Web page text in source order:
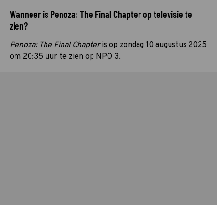
Wanneer is Penoza: The Final Chapter op televisie te
zien?
Penoza: The Final Chapteris op zondag 10 augustus 2025
om 20:35 uur te zien op NPO 3.